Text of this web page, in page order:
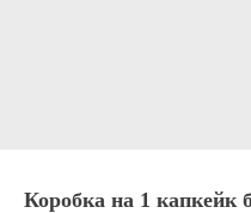
Коробка на 1 капкейк